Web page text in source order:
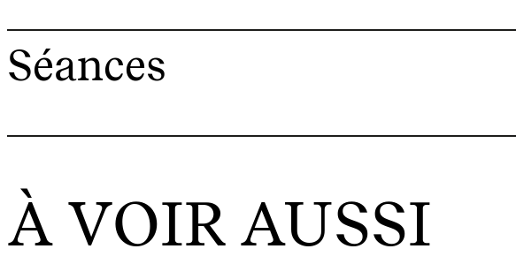
Séances
À VOIR AUSSI